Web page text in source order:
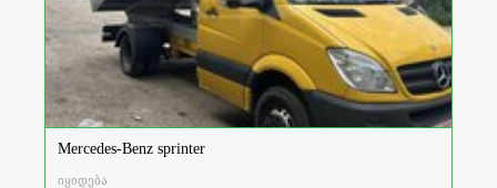
Mercedes-Benz sprinter
იყიდება